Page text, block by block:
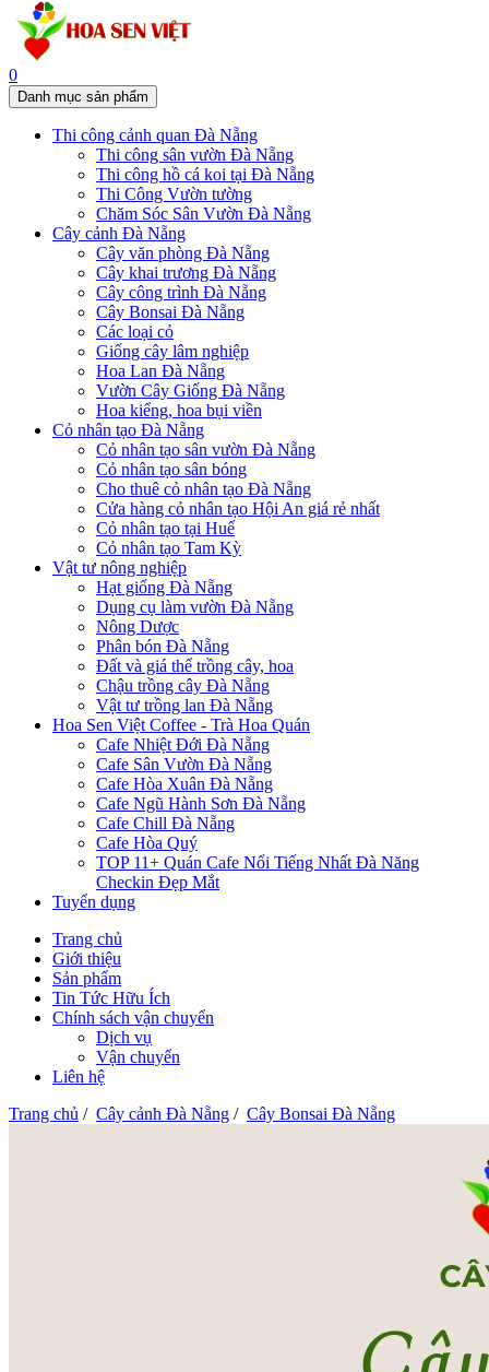
0
Danh mục sản phẩm
Thi công cảnh quan Đà Nẵng
Thi công sân vườn Đà Nẵng
Thi công hồ cá koi tại Đà Nẵng
Thi Công Vườn tường
Chăm Sóc Sân Vườn Đà Nẵng
Cây cảnh Đà Nẵng
Cây văn phòng Đà Nẵng
Cây khai trương Đà Nẵng
Cây công trình Đà Nẵng
Cây Bonsai Đà Nẵng
Các loại cỏ
Giống cây lâm nghiệp
Hoa Lan Đà Nẵng
Vườn Cây Giống Đà Nẵng
Hoa kiểng, hoa bụi viền
Cỏ nhân tạo Đà Nẵng
Cỏ nhân tạo sân vườn Đà Nẵng
Cỏ nhân tạo sân bóng
Cho thuê cỏ nhân tạo Đà Nẵng
Cửa hàng cỏ nhân tạo Hội An giá rẻ nhất
Cỏ nhân tạo tại Huế
Cỏ nhân tạo Tam Kỳ
Vật tư nông nghiệp
Hạt giống Đà Nẵng
Dụng cụ làm vườn Đà Nẵng
Nông Dược
Phân bón Đà Nẵng
Đất và giá thể trồng cây, hoa
Chậu trồng cây Đà Nẵng
Vật tư trồng lan Đà Nẵng
Hoa Sen Việt Coffee - Trà Hoa Quán
Cafe Nhiệt Đới Đà Nẵng
Cafe Sân Vườn Đà Nẵng
Cafe Hòa Xuân Đà Nẵng
Cafe Ngũ Hành Sơn Đà Nẵng
Cafe Chill Đà Nẵng
Cafe Hòa Quý
TOP 11+ Quán Cafe Nổi Tiếng Nhất Đà Năng
Checkin Đẹp Mắt
Tuyển dụng
Trang chủ
Giới thiệu
Sản phẩm
Tin Tức Hữu Ích
Chính sách vận chuyển
Dịch vụ
Vận chuyển
Liên hệ
Trang chủ / Cây cảnh Đà Nẵng / Cây Bonsai Đà Nẵng